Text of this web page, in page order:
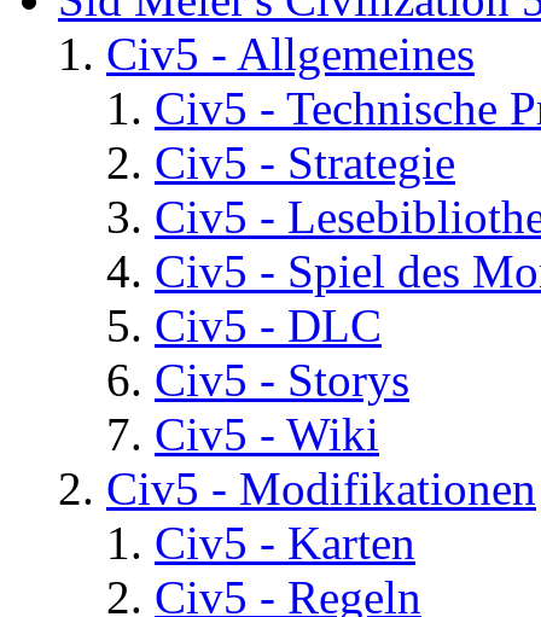
Civ5 - Allgemeines
Civ5 - Technische
Civ5 - Strategie
Civ5 -
Civ5 - Spiel des
Civ5 - DLC
Civ5 - Storys
Civ5 - Wiki
Civ5 - Modifikationen
Civ5 - Karten
Civ5 - Regeln